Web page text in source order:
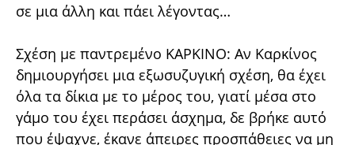
σε μια άλλη και πάει λέγοντας…
Σχέση με παντρεμένο ΚΑΡΚΙΝΟ: Αν Καρκίνος
δημιουργήσει μια εξωσυζυγική σχέση, θα έχει
όλα τα δίκια με το μέρος του, γιατί μέσα στο
γάμο του έχει περάσει άσχημα, δε βρήκε αυτό
που έψαχνε, έκανε άπειρες προσπάθειες να μη